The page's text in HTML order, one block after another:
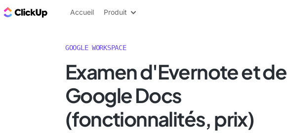
ClickUp Blog
Accueil Produit
GOOGLE WORKSPACE
Examen d'Evernote et de
Google Docs
(fonctionnalités, prix)